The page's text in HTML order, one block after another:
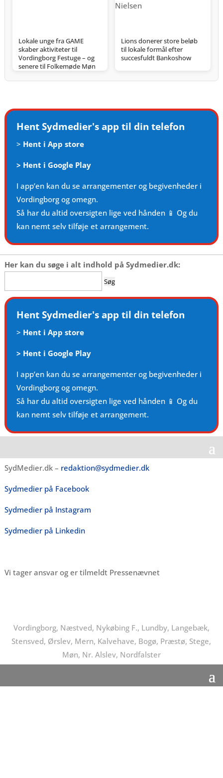
Lokale unge fra GAME
skaber aktiviteter til
Vordingborg Festuge – og
senere til Folkemøde Møn
Lions donerer store beløb
til lokale formål efter
succesfuldt Bankoshow
Hent Sydmedier's app til din telefon
> Hent i App store
> Hent i Google Play
I app’en kan du se arrangementer og begivenheder i
Vordingborg og omegn.
Så har du altid oversigten lige ved hånden 📱 Og du
kan nemt selv tilføje et arrangement.
Her kan du søge i alt indhold på Sydmedier.dk:
efter:
Hent Sydmedier's app til din telefon
> Hent i App store
> Hent i Google Play
I app’en kan du se arrangementer og begivenheder i
Vordingborg og omegn.
Så har du altid oversigten lige ved hånden 📱 Og du
kan nemt selv tilføje et arrangement.
SydMedier.dk – redaktion@sydmedier.dk
Sydmedier på Facebook
Sydmedier på Instagram
Sydmedier på Linkedin
Vi tager ansvar og er tilmeldt Pressenævnet
Vordingborg, Næstved, Nykøbing F., Lundby, Langebæk,
Stensved, Ørslev, Mern, Kalvehave, Bogø, Præstø, Stege,
Møn, Nr. Alslev, Nordfalster